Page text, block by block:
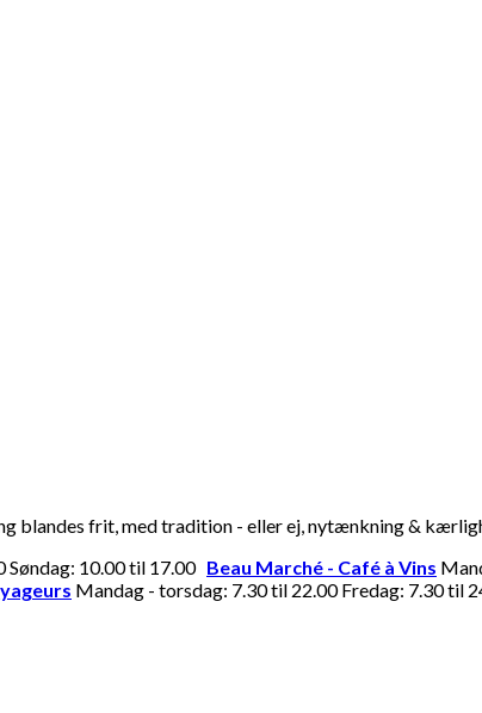
blandes frit, med tradition - eller ej, nytænkning &
Søndag: 10.00 til 17.00 Beau Marché - Café à Vins
Mandag - torsdag: 7.30 til 22.00 Fredag: 7.30 til